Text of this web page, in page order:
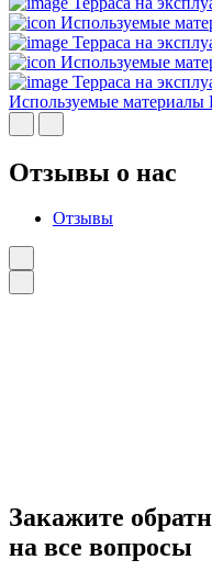
Используемые
Терраса на
Используемые
Терраса на
Используемые материалы
Отзывы о нас
Отзывы
Закажите
на все вопросы